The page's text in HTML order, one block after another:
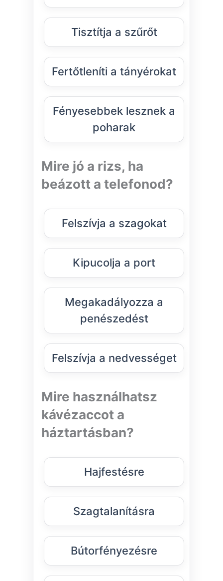
Tisztítja a szűrőt
Fertőtleníti a tányérokat
Fényesebbek lesznek a
poharak
Mire jó a rizs, ha
beázott a telefonod?
Felszívja a szagokat
Kipucolja a port
Megakadályozza a
penészedést
Felszívja a nedvességet
Mire használhatsz
kávézaccot a
háztartásban?
Hajfestésre
Szagtalanításra
Bútorfényezésre